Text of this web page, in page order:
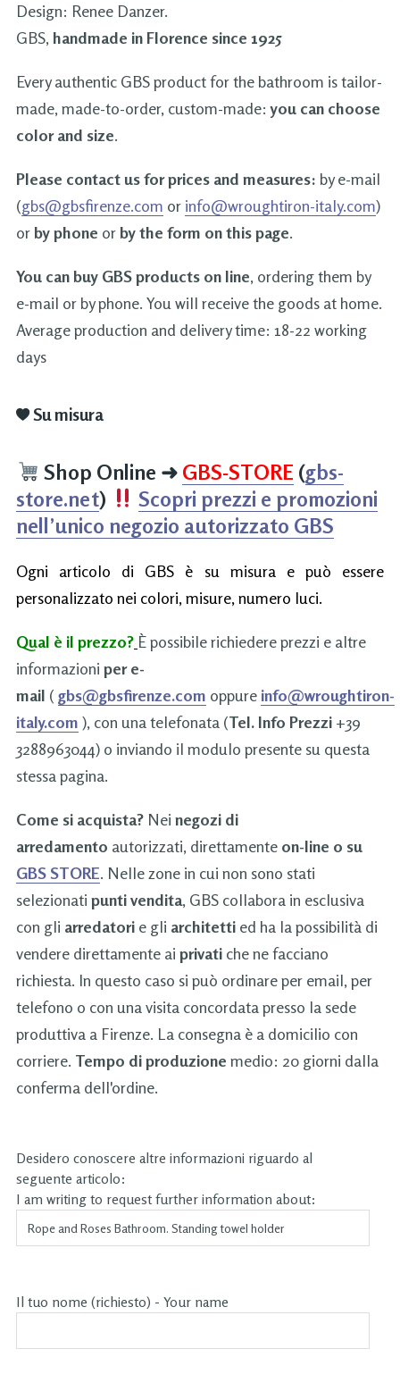
Design: Renee Danzer.
GBS, handmade in Florence since 1925
Every authentic GBS product for the bathroom is tailor-
made, made-to-order, custom-made: you can choose
color and size.
Please contact us for prices and measures: by e-mail
(gbs@gbsfirenze.com or info@wroughtiron-italy.com)
or by phone or by the form on this page.
You can buy GBS products on line, ordering them by
e-mail or by phone. You will receive the goods at home.
Average production and delivery time: 18-22 working
days
Su misura
Shop Online ➜ GBS-STORE (gbs-
store.net)
Scopri prezzi e promozioni
nell’unico negozio autorizzato GBS
Ogni articolo di GBS è su misura e può essere
personalizzato nei colori, misure, numero luci.
Qual è il prezzo? È possibile richiedere prezzi e altre
informazioni per e-
mail ( gbs@gbsfirenze.com oppure info@wroughtiron-
italy.com ), con una telefonata (Tel. Info Prezzi +39
3288963044) o inviando il modulo presente su questa
stessa pagina.
Come si acquista? Nei negozi di
arredamento autorizzati, direttamente on-line o su
GBS STORE. Nelle zone in cui non sono stati
selezionati punti vendita, GBS collabora in esclusiva
con gli arredatori e gli architetti ed ha la possibilità di
vendere direttamente ai privati che ne facciano
richiesta. In questo caso si può ordinare per email, per
telefono o con una visita concordata presso la sede
produttiva a Firenze. La consegna è a domicilio con
corriere. Tempo di produzione medio: 20 giorni dalla
conferma dell'ordine.
Desidero conoscere altre informazioni riguardo al
seguente articolo:
I am writing to request further information about:
Il tuo nome (richiesto) - Your name